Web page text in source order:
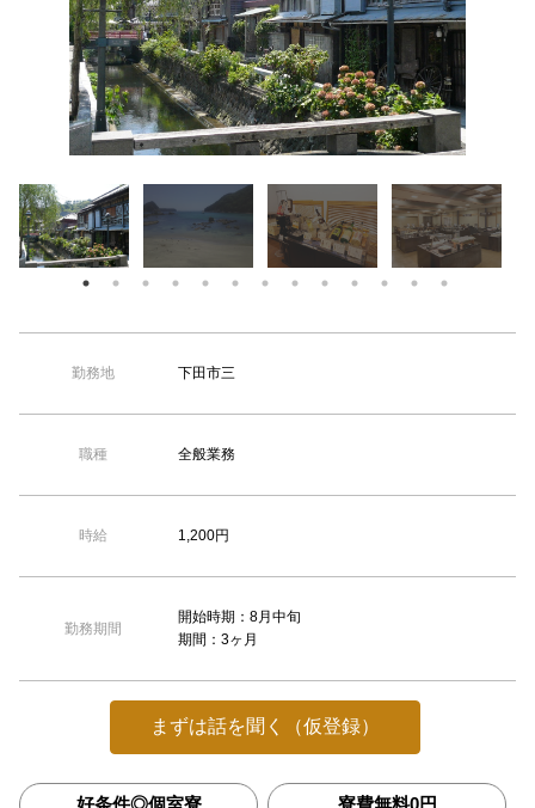
勤務地 下田市三
職種 全般業務
時給 1,200円
勤務期間
開始時期：8月中旬
期間：3ヶ月
まずは話を聞く（仮登録）
好条件◎個室寮 寮費無料0円